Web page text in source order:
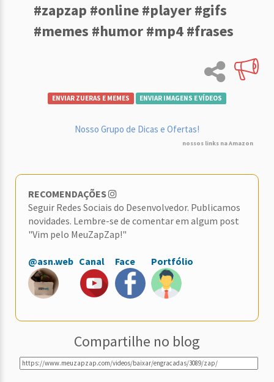
#zapzap #online #player #gifs
#memes #humor #mp4 #frases
ENVIAR ZUERAS E MEMES ENVIAR IMAGENS E VÍDEOS
Nosso Grupo de Dicas e Ofertas!
nossos links na Amazon
RECOMENDAÇÕES
Seguir Redes Sociais do Desenvolvedor. Publicamos
novidades. Lembre-se de comentar em algum post
"Vim pelo MeuZapZap!"
@asn.web Canal Face Portfólio
Compartilhe no blog